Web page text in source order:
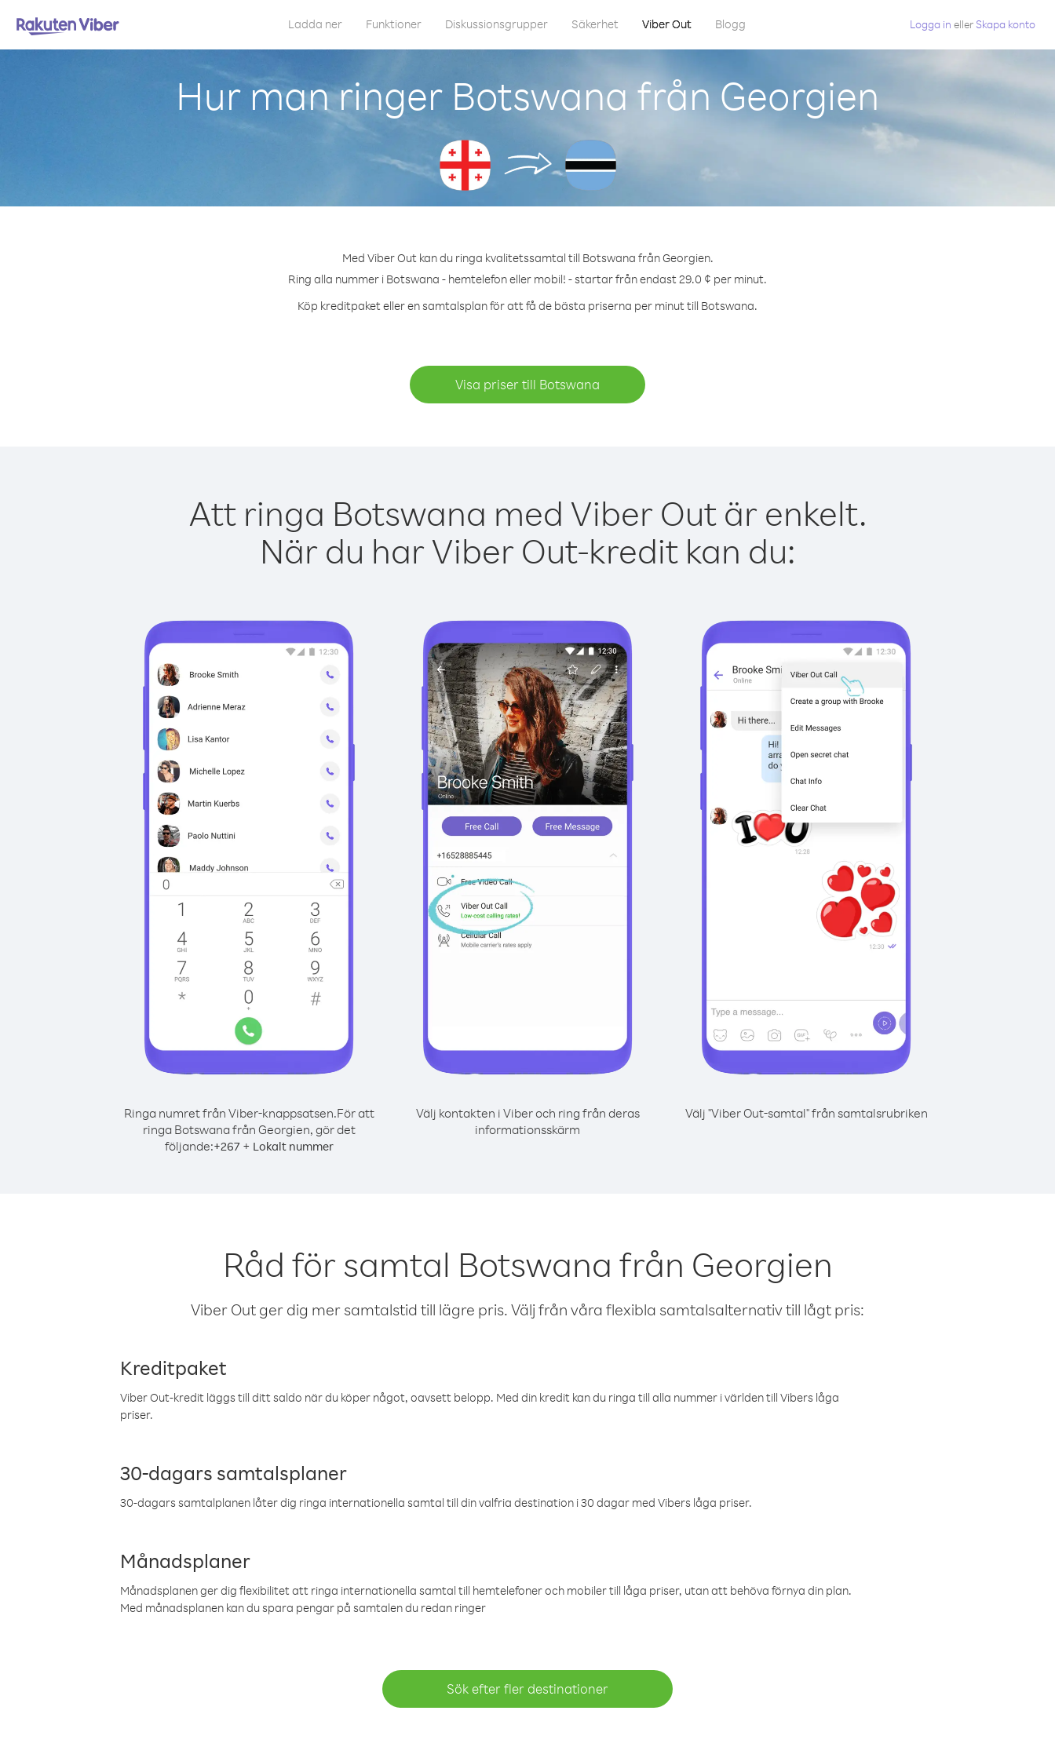
Ladda ner Funktioner Diskussionsgrupper Säkerhet Viber Out Blogg Logga in eller Skapa konto
Hur man ringer Botswana från Georgien
Med Viber Out kan du ringa kvalitetssamtal till Botswana från Georgien.
Ring alla nummer i Botswana - hemtelefon eller mobil! - startar från endast 29.0 ¢ per minut.
Köp kreditpaket eller en samtalsplan för att få de bästa priserna per minut till Botswana.
Visa priser till Botswana
Att ringa Botswana med Viber Out är enkelt.
När du har Viber Out-kredit kan du:
Ringa numret från Viber-knappsatsen.För att
ringa Botswana från Georgien, gör det
följande:+267+ Lokalt nummer
Välj kontakten i Viber och ring från deras
informationsskärm
Välj "Viber Out-samtal" från samtalsrubriken
Råd för samtal Botswana från Georgien
Viber Out ger dig mer samtalstid till lägre pris. Välj från våra flexibla samtalsalternativ till lågt pris:
Kreditpaket
Viber Out-kredit läggs till ditt saldo när du köper något, oavsett belopp. Med din kredit kan du ringa till alla nummer i världen till Vibers låga
priser.
30-dagars samtalsplaner
30-dagars samtalplanen låter dig ringa internationella samtal till din valfria destination i 30 dagar med Vibers låga priser.
Månadsplaner
Månadsplanen ger dig flexibilitet att ringa internationella samtal till hemtelefoner och mobiler till låga priser, utan att behöva förnya din plan.
Med månadsplanen kan du spara pengar på samtalen du redan ringer
Sök efter fler destinationer